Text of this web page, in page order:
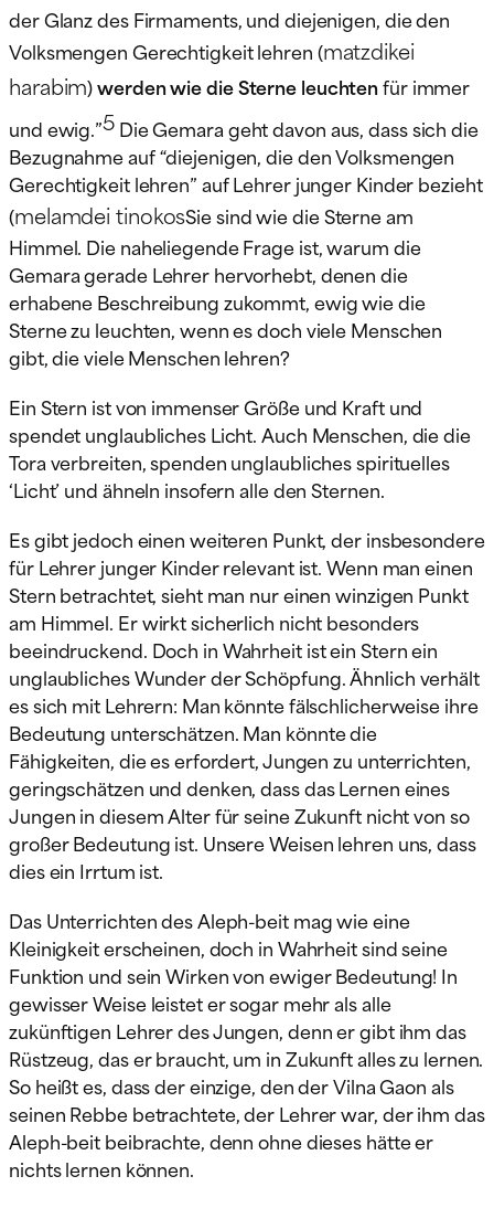
der Glanz des Firmaments, und diejenigen, die den
Volksmengen Gerechtigkeit lehren (matzdikei
harabim)werden wie die Sterne leuchtenfür immer
und ewig.”5Die Gemara geht davon aus, dass sich die
Bezugnahme auf “diejenigen, die den Volksmengen
Gerechtigkeit lehren” auf Lehrer junger Kinder bezieht
(melamdei tinokosSie sind wie die Sterne am
Himmel. Die naheliegende Frage ist, warum die
Gemara gerade Lehrer hervorhebt, denen die
erhabene Beschreibung zukommt, ewig wie die
Sterne zu leuchten, wenn es doch viele Menschen
gibt, die viele Menschen lehren?
Ein Stern ist von immenser Größe und Kraft und
spendet unglaubliches Licht. Auch Menschen, die die
Tora verbreiten, spenden unglaubliches spirituelles
‘Licht’ und ähneln insofern alle den Sternen.
Es gibt jedoch einen weiteren Punkt, der insbesondere
für Lehrer junger Kinder relevant ist. Wenn man einen
Stern betrachtet, sieht man nur einen winzigen Punkt
am Himmel. Er wirkt sicherlich nicht besonders
beeindruckend. Doch in Wahrheit ist ein Stern ein
unglaubliches Wunder der Schöpfung. Ähnlich verhält
es sich mit Lehrern: Man könnte fälschlicherweise ihre
Bedeutung unterschätzen. Man könnte die
Fähigkeiten, die es erfordert, Jungen zu unterrichten,
geringschätzen und denken, dass das Lernen eines
Jungen in diesem Alter für seine Zukunft nicht von so
großer Bedeutung ist. Unsere Weisen lehren uns, dass
dies ein Irrtum ist.
Das Unterrichten des Aleph-beit mag wie eine
Kleinigkeit erscheinen, doch in Wahrheit sind seine
Funktion und sein Wirken von ewiger Bedeutung! In
gewisser Weise leistet er sogar mehr als alle
zukünftigen Lehrer des Jungen, denn er gibt ihm das
Rüstzeug, das er braucht, um in Zukunft alles zu lernen.
So heißt es, dass der einzige, den der Vilna Gaon als
seinen Rebbe betrachtete, der Lehrer war, der ihm das
Aleph-beit beibrachte, denn ohne dieses hätte er
nichts lernen können.